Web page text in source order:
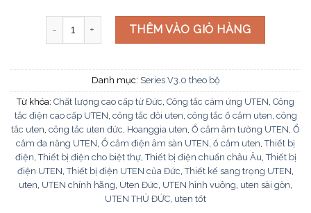
Bộ 1 công tắc 1 chiều V3.0PGK11LS + V3.0PM3 số lượng
THÊM VÀO GIỎ HÀNG
Danh mục: Series V3.0 theo bộ
Từ khóa: Chất lượng cao cấp từ Đức Công tắc cảm ứng UTEN Công
tắc điện cao cấp UTEN công tắc đôi uten công tắc ổ cắm uten công
tắc uten công tắc uten đức Hoanggia uten Ổ cắm âm tường UTEN Ổ
cắm đa năng UTEN Ổ cắm điện âm sàn UTEN ổ cắm uten ,Thiết bị
điện ,Thiết bị điện cho biệt thự,Thiết bị điện chuẩn châu Âu ,Thiết bị
điện UTEN ,Thiết bị điện UTEN của Đức ,Thiết kế sang trọng UTEN
uten UTEN chính hãng Uten Đức UTEN hình vuông uten sài gòn
UTEN THỦ ĐỨC uten tốt